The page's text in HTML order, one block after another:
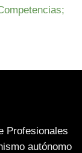
Profesionales
autónomo